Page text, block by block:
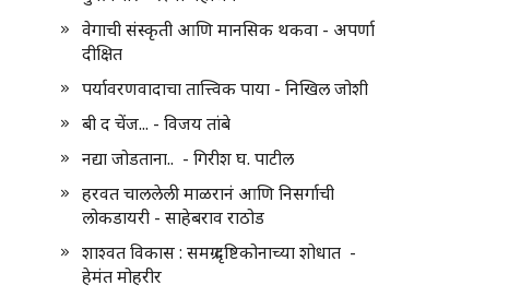
वेगाची संस्कृती आणि मानसिक थकवा - अपर्णा
दीक्षित
पर्यावरणवादाचा तात्त्विक पाया - निखिल जोशी
बी द चेंज... - विजय तांबे
नद्या जोडताना.. - गिरीश घ. पाटील
हरवत चाललेली माळरानं आणि निसर्गाची
लोकडायरी - साहेबराव राठोड
शाश्वत विकास : समग्र दृष्टिकोनाच्या शोधात -
हेमंत मोहरीर